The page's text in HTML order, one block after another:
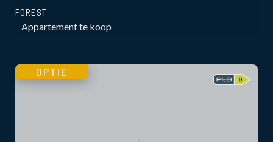
FOREST
Appartement te koop
OPTIE